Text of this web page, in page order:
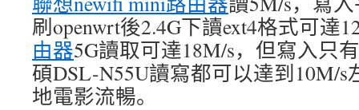
刷openwrt後2.4G下讀ext4格式可達
由器5G讀取可達18M/s，但寫入只
碩DSL-N55U讀寫都可以達到10M/s
地電影流暢。